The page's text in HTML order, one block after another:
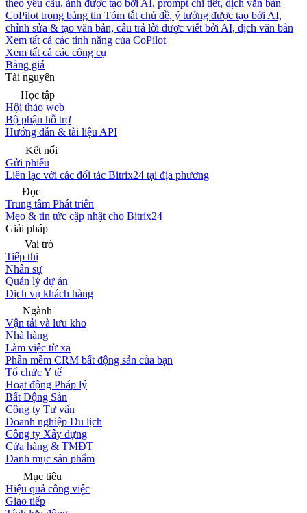
theo yêu cầu, ảnh được tạo bởi AI, prompt chi tiết, dịch văn bản
CoPilot trong bảng tin Tóm tắt chủ đề, ý tưởng được tạo bởi AI,
chỉnh sửa & tạo văn bản, câu trả lời được viết bởi AI, dịch văn bản
Xem tất cả các tính năng của CoPilot
Xem tất cả các công cụ
Bảng giá
Tài nguyên
Học tập
Hội thảo web
Bộ phận hỗ trợ
Hướng dẫn & tài liệu API
Kết nối
Gửi phiếu
Liên lạc với các đối tác Bitrix24 tại địa phương
Đọc
Trung tâm Phát triển
Mẹo & tin tức cập nhật cho Bitrix24
Giải pháp
Vai trò
Tiếp thị
Nhân sự
Quản lý dự án
Dịch vụ khách hàng
Ngành
Vận tải và lưu kho
Nhà hàng
Làm việc từ xa
Phần mềm CRM bất động sản của bạn
Tổ chức Y tế
Hoạt động Pháp lý
Bất Động Sản
Công ty Tư vấn
Doanh nghiệp Du lịch
Công ty Xây dựng
Cửa hàng & TMĐT
Danh mục sản phẩm
Mục tiêu
Hiệu quả công việc
Giao tiếp